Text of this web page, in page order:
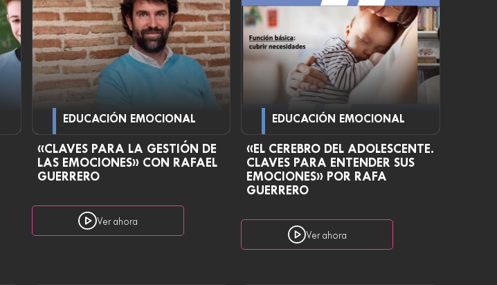
EDUCACIÓN EMOCIONAL
«CLAVES PARA LA GESTIÓN DE
LAS EMOCIONES» CON RAFAEL
GUERRERO
Ver ahora
EDUCACIÓN EMOCIONAL
«EL CEREBRO DEL ADOLESCENTE.
CLAVES PARA ENTENDER SUS
EMOCIONES» POR RAFA
GUERRERO
Ver ahora